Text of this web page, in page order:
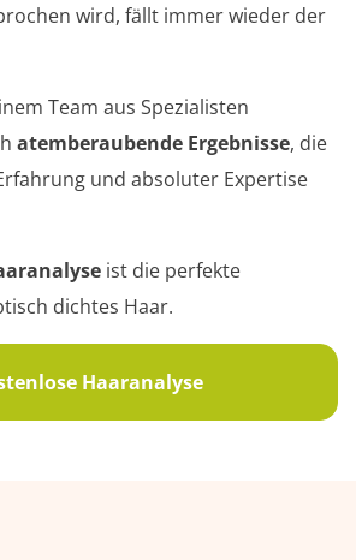
wird, fällt immer wieder der
Team aus Spezialisten
atemberaubende Ergebnisse, die
und absoluter Expertise
ist die perfekte
dichtes Haar.
Haaranalyse